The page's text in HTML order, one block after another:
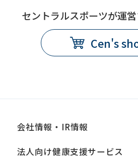
セントラルスポーツが運
Cen's
会社情報・IR情報
法人向け健康支援サービス